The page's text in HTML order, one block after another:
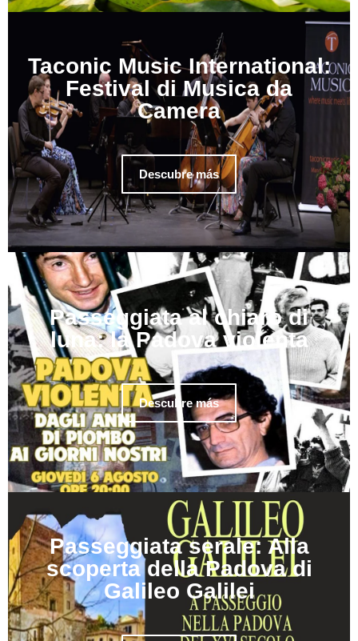
Taconic Music International:
Festival di Musica da
Camera
Descubre más
Passeggiata al chiaro di
luna: la Padova violenta
Descubre más
Passeggiata serale: Alla
scoperta della Padova di
Galileo Galilei